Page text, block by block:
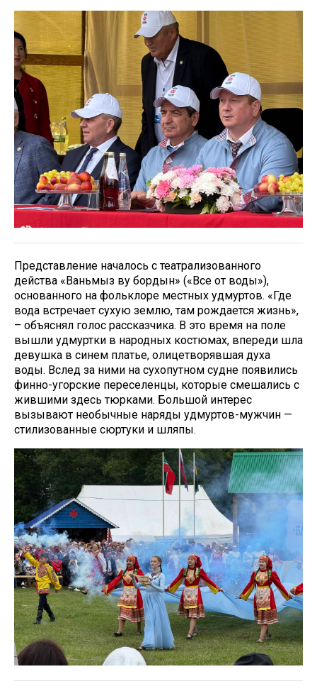
Представление началось с театрализованного
действа «Ваньмыз ву бордын» («Все от воды»),
основанного на фольклоре местных удмуртов. «Где
вода встречает сухую землю, там рождается жизнь»,
– объяснял голос рассказчика. В это время на поле
вышли удмуртки в народных костюмах, впереди шла
девушка в синем платье, олицетворявшая духа
воды. Вслед за ними на сухопутном судне появились
финно-угорские переселенцы, которые смешались с
жившими здесь тюрками. Большой интерес
вызывают необычные наряды удмуртов-мужчин —
стилизованные сюртуки и шляпы.